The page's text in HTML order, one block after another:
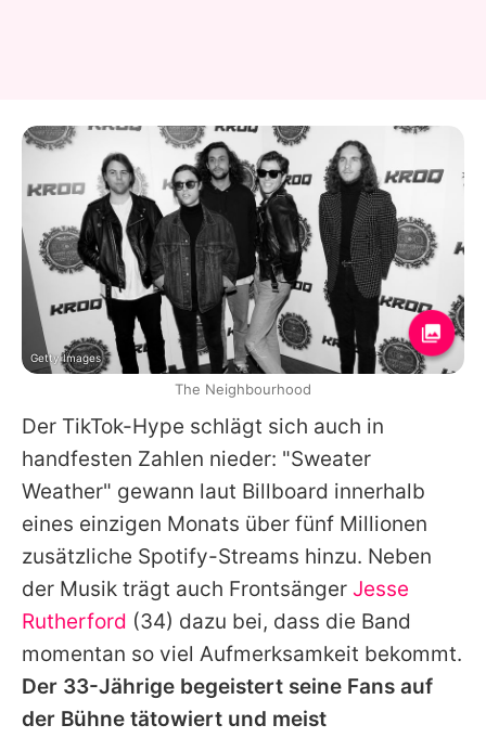
Der TikTok-Hype schlägt sich auch in
handfesten Zahlen nieder: "Sweater
Weather" gewann laut Billboard innerhalb
eines einzigen Monats über fünf Millionen
zusätzliche Spotify-Streams hinzu. Neben
der Musik trägt auch Frontsänger Jesse
Rutherford (34) dazu bei, dass die Band
momentan so viel Aufmerksamkeit bekommt.
Der 33-Jährige begeistert seine Fans auf
der Bühne tätowiert und meist
Getty Images
The Neighbourhood